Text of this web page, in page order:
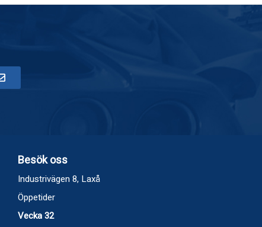
Besök oss
Industrivägen 8, Laxå
Öppetider
Vecka 32